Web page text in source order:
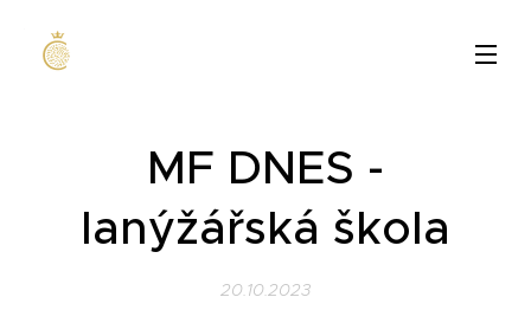
MF DNES -
lanýžářská škola
20.10.2023